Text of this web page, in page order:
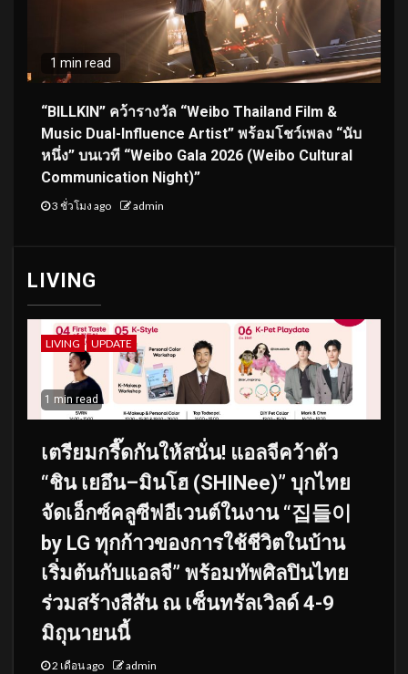
1 min read
“BILLKIN” คว้ารางวัล “Weibo Thailand Film &
Music Dual-Influence Artist” พร้อมโชว์เพลง “นับ
หนึ่ง” บนเวที “Weibo Gala 2026 (Weibo Cultural
Communication Night)”
3 ชั่วโมง ago admin
LIVING
LIVING UPDATE
1 min read
เตรียมกรี๊ดกันให้สนั่น! แอลจีคว้าตัว
“ชิน เยอึน–มินโฮ (SHINee)” บุกไทย
จัดเอ็กซ์คลูซีฟอีเวนต์ในงาน “집들이
by LG ทุกก้าวของการใช้ชีวิตในบ้าน
เริ่มต้นกับแอลจี” พร้อมทัพศิลปินไทย
ร่วมสร้างสีสัน ณ เซ็นทรัลเวิลด์ 4-9
มิถุนายนนี้
2 เดือน ago admin